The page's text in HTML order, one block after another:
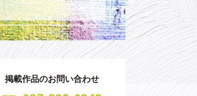
掲載作品のお問い合わせ